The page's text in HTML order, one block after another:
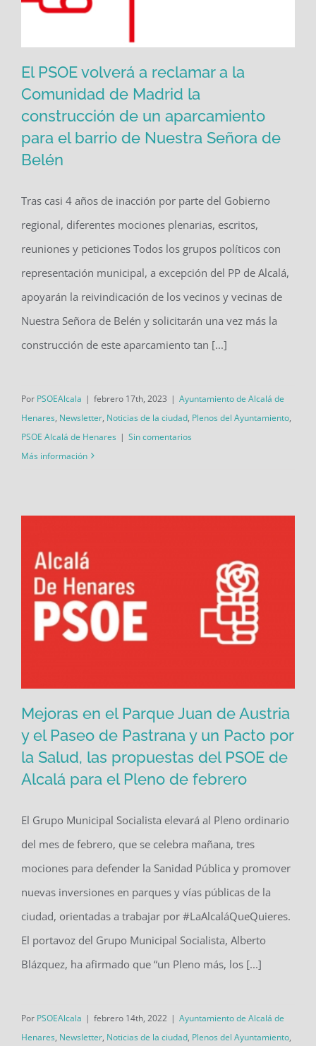
El PSOE volverá a reclamar a la
Comunidad de Madrid la construcción
de un aparcamiento para el barrio de
El PSOE volverá a reclamar a la
Comunidad de Madrid la
construcción de un aparcamiento
para el barrio de Nuestra Señora de
Belén
Tras casi 4 años de inacción por parte del Gobierno
regional, diferentes mociones plenarias, escritos,
reuniones y peticiones Todos los grupos políticos con
representación municipal, a excepción del PP de Alcalá,
apoyarán la reivindicación de los vecinos y vecinas de
Nuestra Señora de Belén y solicitarán una vez más la
construcción de este aparcamiento tan [...]
Por PSOEAlcala | febrero 17th, 2023 | Ayuntamiento de Alcalá de
Henares, Newsletter, Noticias de la ciudad, Plenos del Ayuntamiento,
PSOE Alcalá de Henares | Sin comentarios
Más información
Mejoras en el Parque Juan de Austria
y el Paseo de Pastrana y un Pacto por
Mejoras en el Parque Juan de Austria
y el Paseo de Pastrana y un Pacto por
la Salud, las propuestas del PSOE de
Alcalá para el Pleno de febrero
El Grupo Municipal Socialista elevará al Pleno ordinario
del mes de febrero, que se celebra mañana, tres
mociones para defender la Sanidad Pública y promover
nuevas inversiones en parques y vías públicas de la
ciudad, orientadas a trabajar por #LaAlcaláQueQuieres.
El portavoz del Grupo Municipal Socialista, Alberto
Blázquez, ha afirmado que “un Pleno más, los [...]
Por PSOEAlcala | febrero 14th, 2022 | Ayuntamiento de Alcalá de
Henares, Newsletter, Noticias de la ciudad, Plenos del Ayuntamiento,